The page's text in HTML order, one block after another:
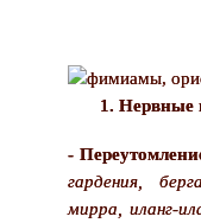
1. Нервные
-
гардения,
мирра, иланг-